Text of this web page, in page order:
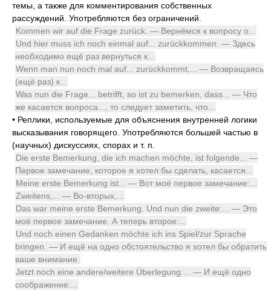
темы, а также для комментирования собственных
рассуждений. Употребляются без ограничений.
Kommen wir auf die Frage zurück. — Вернёмся к вопросу о...
Und hier muss ich noch einmal auf... zurückkommen. — Здесь
необходимо ещё раз вернуться к...
Wenn man nun noch mal auf... zurückkommt,... — Возвращаясь
(ещё раз) к...
Was nun die Frage... betrifft, so ist zu bemerken, dass... — Что
же касается вопроса..., то следует заметить, что...
• Реплики, используемые для объяснения внутренней логики
высказывания говорящего. Употребляются большей частью в
(научных) дискуссиях, спорах и т. п.
Die erste Bemerkung, die ich machen möchte, ist folgende... —
Первое замечание, которое я хотел бы сделать, касается...
Meine erste Bemerkung ist... — Вот моё первое замечание:...
Zweitens,... — Во-вторых,...
Das war meine erste Bemerkung. Und nun die zweite:... — Это
моё первое замечание. А теперь второе:...
Und noch einen Gedanken möchte ich ins Spiel/zur Sprache
bringen. — И ещё на одно обстоятельство я хотел бы обратить
ваше внимание.
Jetzt noch eine andere/weitere Überlegung:... — И ещё одно
соображение:...